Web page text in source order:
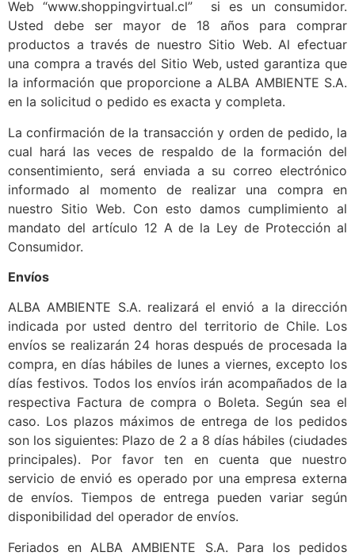
Web “www.shoppingvirtual.cl” si es un consumidor.
Usted debe ser mayor de 18 años para comprar
productos a través de nuestro Sitio Web. Al efectuar
una compra a través del Sitio Web, usted garantiza que
la información que proporcione a ALBA AMBIENTE S.A.
en la solicitud o pedido es exacta y completa.
La confirmación de la transacción y orden de pedido, la
cual hará las veces de respaldo de la formación del
consentimiento, será enviada a su correo electrónico
informado al momento de realizar una compra en
nuestro Sitio Web. Con esto damos cumplimiento al
mandato del artículo 12 A de la Ley de Protección al
Consumidor.
Envíos
ALBA AMBIENTE S.A. realizará el envió a la dirección
indicada por usted dentro del territorio de Chile. Los
envíos se realizarán 24 horas después de procesada la
compra, en días hábiles de lunes a viernes, excepto los
días festivos. Todos los envíos irán acompañados de la
respectiva Factura de compra o Boleta. Según sea el
caso. Los plazos máximos de entrega de los pedidos
son los siguientes: Plazo de 2 a 8 días hábiles (ciudades
principales). Por favor ten en cuenta que nuestro
servicio de envió es operado por una empresa externa
de envíos. Tiempos de entrega pueden variar según
disponibilidad del operador de envíos.
Feriados en ALBA AMBIENTE S.A. Para los pedidos